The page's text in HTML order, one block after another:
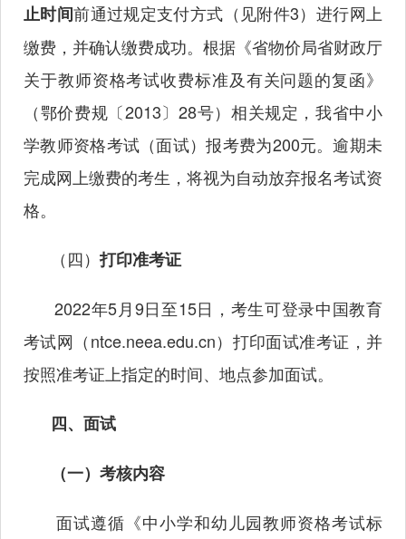
止时间前通过规定支付方式（见附件3）进行网上
缴费，并确认缴费成功。根据《省物价局省财政厅
关于教师资格考试收费标准及有关问题的复函》
（鄂价费规〔2013〕28号）相关规定，我省中小
学教师资格考试（面试）报考费为200元。逾期未
完成网上缴费的考生，将视为自动放弃报名考试资
格。
（四）打印准考证
2022年5月9日至15日，考生可登录中国教育
考试网（ntce.neea.edu.cn）打印面试准考证，并
按照准考证上指定的时间、地点参加面试。
四、面试
（一）考核内容
面试遵循《中小学和幼儿园教师资格考试标